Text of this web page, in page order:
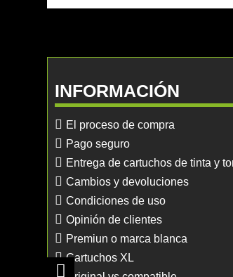
INFORMACIÓN
El proceso de compra
Pago seguro
Entrega de cartuchos de tinta y
Cambios y devoluciones
Condiciones de uso
Opinión de clientes
Premiun o marca blanca
Cartuchos XL